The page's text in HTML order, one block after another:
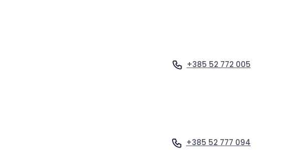
+385 52 772 005
+385 52 777 094